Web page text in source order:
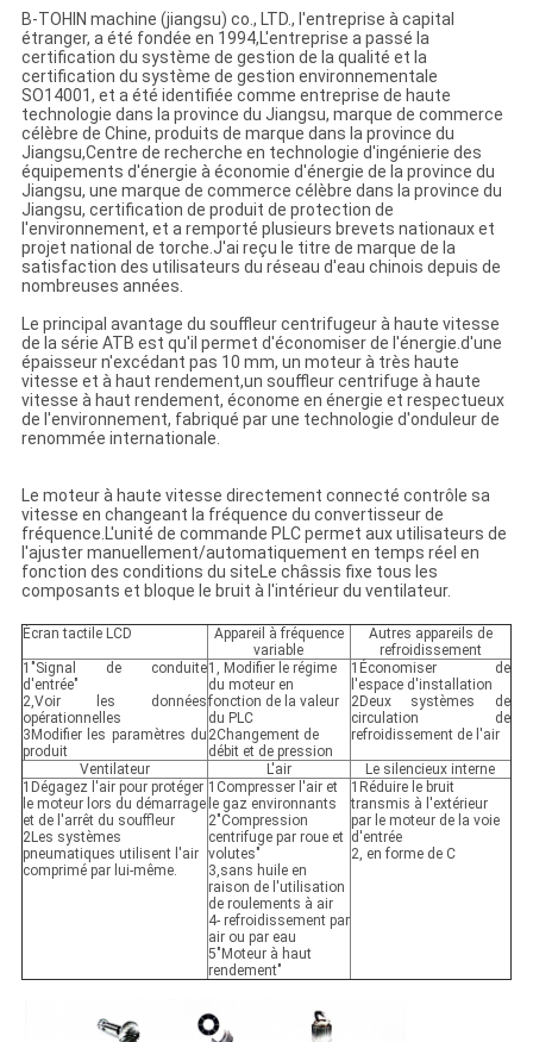
B-TOHIN machine (jiangsu) co., LTD., l'entreprise à capital
étranger, a été fondée en 1994,L'entreprise a passé la
certification du système de gestion de la qualité et la
certification du système de gestion environnementale
SO14001, et a été identifiée comme entreprise de haute
technologie dans la province du Jiangsu, marque de commerce
célèbre de Chine, produits de marque dans la province du
Jiangsu,Centre de recherche en technologie d'ingénierie des
équipements d'énergie à économie d'énergie de la province du
Jiangsu, une marque de commerce célèbre dans la province du
Jiangsu, certification de produit de protection de
l'environnement, et a remporté plusieurs brevets nationaux et
projet national de torche.J'ai reçu le titre de marque de la
satisfaction des utilisateurs du réseau d'eau chinois depuis de
nombreuses années.
Le principal avantage du souffleur centrifugeur à haute vitesse
de la série ATB est qu'il permet d'économiser de l'énergie.d'une
épaisseur n'excédant pas 10 mm, un moteur à très haute
vitesse et à haut rendement,un souffleur centrifuge à haute
vitesse à haut rendement, économe en énergie et respectueux
de l'environnement, fabriqué par une technologie d'onduleur de
renommée internationale.
Le moteur à haute vitesse directement connecté contrôle sa
vitesse en changeant la fréquence du convertisseur de
fréquence.L'unité de commande PLC permet aux utilisateurs de
l'ajuster manuellement/automatiquement en temps réel en
fonction des conditions du siteLe châssis fixe tous les
composants et bloque le bruit à l'intérieur du ventilateur.
Écran tactile LCD
Appareil à fréquence
variable
Autres appareils de
refroidissement
1"Signal de conduite
d'entrée"
2,Voir les données
opérationnelles
3Modifier les paramètres du
produit
1, Modifier le régime
du moteur en
fonction de la valeur
du PLC
2Changement de
débit et de pression
1Économiser de
l'espace d'installation
2Deux systèmes de
circulation de
refroidissement de l'air
Ventilateur L'air
Le silencieux interne
1Dégagez l'air pour protéger
le moteur lors du démarrage
et de l'arrêt du souffleur
2Les systèmes
pneumatiques utilisent l'air
comprimé par lui-même.
1Compresser l'air et
le gaz environnants
2"Compression
centrifuge par roue et
volutes"
3,sans huile en
raison de l'utilisation
de roulements à air
4- refroidissement par
air ou par eau
5"Moteur à haut
rendement"
1Réduire le bruit
transmis à l'extérieur
par le moteur de la voie
d'entrée
2, en forme de C